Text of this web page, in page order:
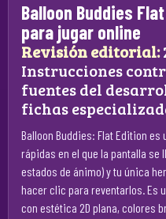
Balloon Buddies
para jugar online
Revisión editorial:
Instrucciones
fuentes del
fichas
Balloon Buddies: Flat Edition
rápidas en el que la pantalla se
estados de ánimo) y tu única
hacer clic para reventarlos. Es
con estética 2D plana, colores